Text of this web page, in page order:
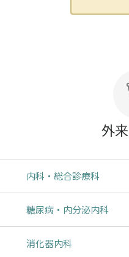
外来
内科・総合診療科
糖尿病・内分泌内科
消化器内科